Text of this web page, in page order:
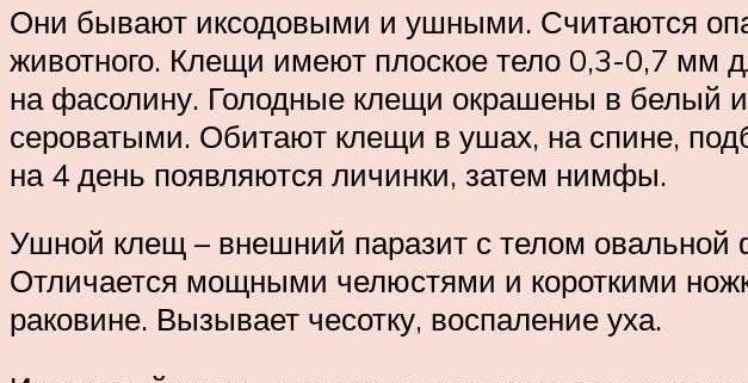
Они бывают иксодовыми и ушными. Считаются
животного. Клещи имеют плоское тело 0,3-0,7 мм
на фасолину. Голодные клещи окрашены в белый
сероватыми. Обитают клещи в ушах, на спине,
на 4 день появляются личинки, затем нимфы.
Ушной клещ – внешний паразит с телом
Отличается мощными челюстями и короткими
раковине. Вызывает чесотку, воспаление уха.